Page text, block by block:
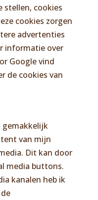
stellen, cookies
cookies zorgen
advertenties
informatie over
Google vind
de cookies van
gemakkelijk
van mijn
Dit kan door
media buttons.
kanalen heb ik